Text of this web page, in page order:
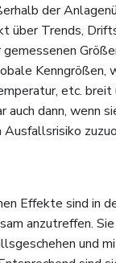
der
über Trends,
Kenngrößen,
etc. breit
auch dann, wenn
Effekte sind in
anzutreffen.
und